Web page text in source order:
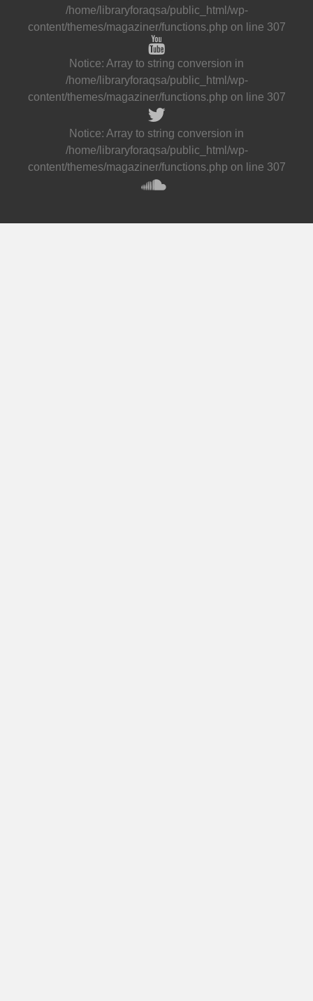
/home/libraryforaqsa/public_html/wp-
content/themes/magaziner/functions.php on line 307
Notice: Array to string conversion in
/home/libraryforaqsa/public_html/wp-
content/themes/magaziner/functions.php on line 307
Notice: Array to string conversion in
/home/libraryforaqsa/public_html/wp-
content/themes/magaziner/functions.php on line 307